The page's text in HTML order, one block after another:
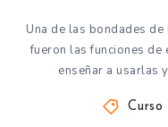
Una de las bondades
fueron las funciones de
enseñar a usarlas